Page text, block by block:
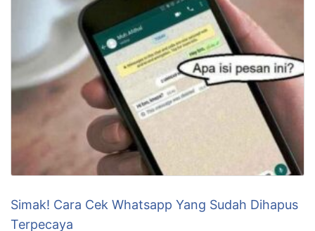
untuk mengubah gaya tulisan di WhatsApp agar
terlihat lebih berwarna dan kreatif. Cara Membuat
Tulisan Bold di WhatsApp …